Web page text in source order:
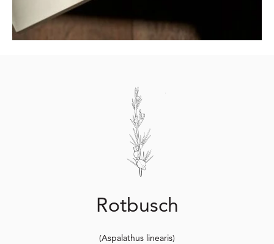
Rotbusch
(Aspalathus linearis)